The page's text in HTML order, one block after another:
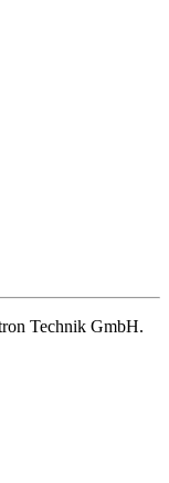
Technik GmbH.